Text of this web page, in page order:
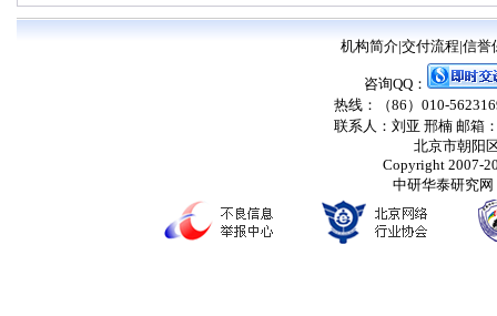
机构简介|交付流程|信誉
咨询QQ：
热线：（86）010-
联系人：刘亚 邢楠 邮箱
北京市朝阳
Copyright 2007-
中研华泰研究